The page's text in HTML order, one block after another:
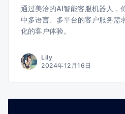
通过美洽的AI智能客服机器人，
中多语言、多平台的客户服务需
化的客户体验。
Lily
2024年12月16日